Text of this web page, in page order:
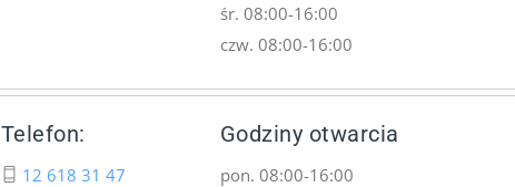
śr. 08:00-16:00
czw. 08:00-16:00
Telefon:
12 618 31 47
Godziny otwarcia
pon. 08:00-16:00